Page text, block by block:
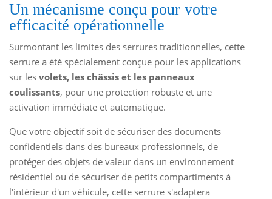
Un mécanisme conçu pour votre
efficacité opérationnelle
Surmontant les limites des serrures traditionnelles, cette
serrure a été spécialement conçue pour les applications
sur les volets, les châssis et les panneaux
coulissants, pour une protection robuste et une
activation immédiate et automatique.
Que votre objectif soit de sécuriser des documents
confidentiels dans des bureaux professionnels, de
protéger des objets de valeur dans un environnement
résidentiel ou de sécuriser de petits compartiments à
l'intérieur d'un véhicule, cette serrure s'adaptera